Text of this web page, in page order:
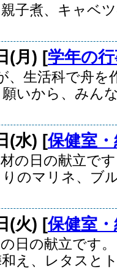
親子煮、キャベ
(月) [学年の
、生活科で舟
願いから、みん
(水) [保健室
の日の献立で
のマリネ、ブ
(火) [保健室
日の献立です
和え、レタスと